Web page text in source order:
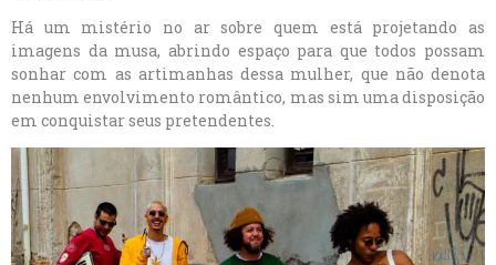
Há um mistério no ar sobre quem está projetando as
imagens da musa, abrindo espaço para que todos possam
sonhar com as artimanhas dessa mulher, que não denota
nenhum envolvimento romântico, mas sim uma disposição
em conquistar seus pretendentes.